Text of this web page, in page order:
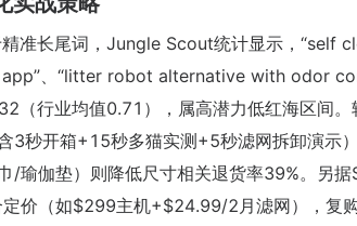
精准长尾词，Jungle Scout统计显示，
、“litter robot alternative with odor
（行业均值0.71），属高潜力低红海区间
3秒开箱+15秒多猫实测+5秒滤网拆卸演示
/瑜伽垫）则降低尺寸相关退货率39%。另
定价（如$299主机+$24.99/2月滤网），复